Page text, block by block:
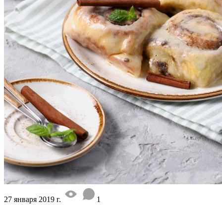
27 января 2019 г. 1